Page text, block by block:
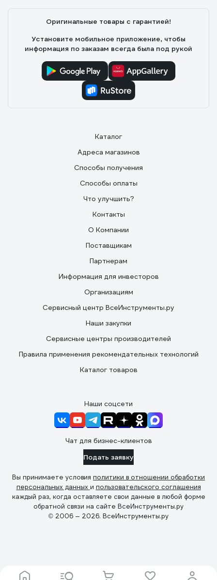
Оригинальные товары с гарантией!
Установите мобильное приложение, чтобы
информация по заказам всегда была под рукой
Каталог
Адреса магазинов
Способы получения
Способы оплаты
Что улучшить?
Контакты
О Компании
Поставщикам
Партнерам
Информация для инвесторов
Организациям
Сервисный центр ВсеИнструменты.ру
Наши закупки
Сервисные центры производителей
Правила применения рекомендательных технологий
Каталог товаров
Наши соцсети
Чат для бизнес-клиентов
Подать заявку
Вы принимаете условия политики в отношении обработки
персональных данных и пользовательского соглашения
каждый раз, когда оставляете свои данные в любой форме
обратной связи на сайте ВсеИнструменты.ру
© 2006 — 2026. ВсеИнструменты.ру